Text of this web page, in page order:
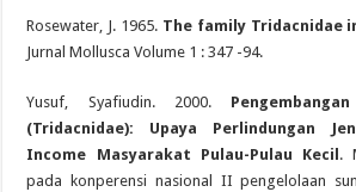
Rosewater, J. 1965. The family Tridacnidae
Jurnal Mollusca Volume 1 : 347 -94.
Yusuf, Syafiudin. 2000.
(Tridacnidae):
Upaya Perlindungan
Income
Masyarakat Pulau-Pulau Kecil .
pada konperensi nasional II pengelolaan